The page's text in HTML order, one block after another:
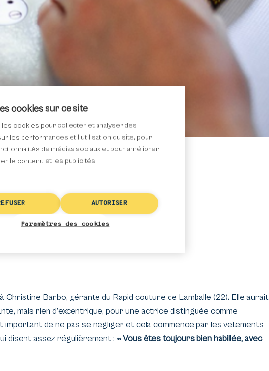
incarnée
d’argent.
d’éducation.
Barbo, gérante du Rapid couture de Lamballe (22). Elle aurait
mais rien d’excentrique, pour une actrice distinguée comme
important de ne pas se négliger et cela commence par les vêtements
disent assez régulièrement : « Vous êtes toujours bien habillée, avec
cookies sur ce site
les cookies pour collecter et analyser des
les performances et l'utilisation du site, pour
de médias sociaux et pour améliorer
le contenu et les publicités.
AUTORISER
Paramètres des cookies